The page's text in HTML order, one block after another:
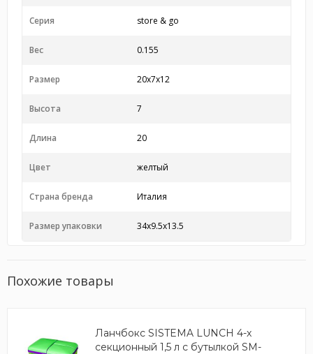
Серия store & go
Вес 0.155
Размер 20x7x12
Высота 7
Длина 20
Цвет желтый
Страна бренда Италия
Размер упаковки 34x9.5x13.5
Похожие товары
Ланчбокс SISTEMA LUNCH 4-х
секционный 1,5 л с бутылкой SM-